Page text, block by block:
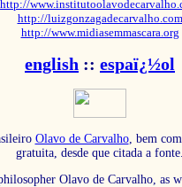
http://
http://luizgonzagadecarvalho.com
http://www.midiasemmascara.org
english :: espaï¿½ol
Olavo de Carvalho, bem
gratuita, desde que citada a fonte.
Olavo de Carvalho, as